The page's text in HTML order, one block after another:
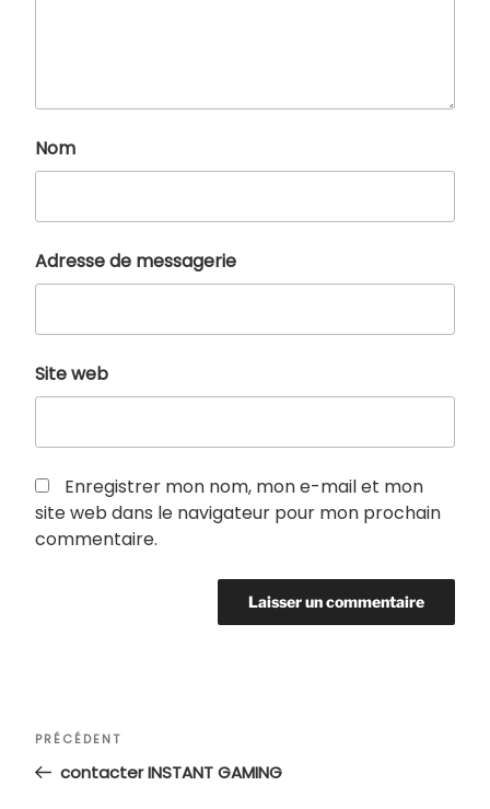
Nom
Adresse de messagerie
Site web
Enregistrer mon nom, mon e-mail et mon
site web dans le navigateur pour mon prochain
commentaire.
Navigation
l’article
Article
précédent
PRÉCÉDENT
contacter INSTANT GAMING